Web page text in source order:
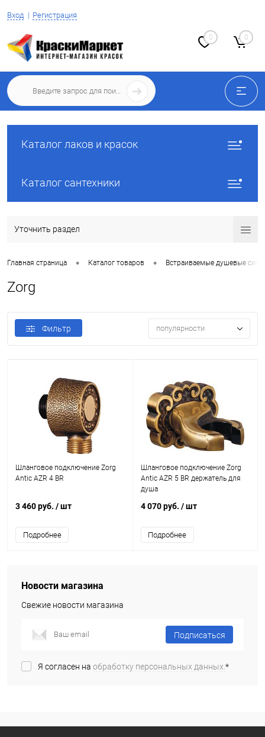
Вход Регистрация
0 0
Каталог лаков и красок
Каталог сантехники
Уточнить раздел
Главная страница • Каталог товаров • Встраиваемые душевые
Zorg
Фильтр популярности
Шланговое подключение Zorg
Antic AZR 4 BR
3 460 руб. / шт
Подробнее
Шланговое подключение Zorg
Antic AZR 5 BR держатель для
душа
4 070 руб. / шт
Подробнее
Новости магазина
Свежие новости магазина
Подписаться
Я согласен на обработку персональных данных.*